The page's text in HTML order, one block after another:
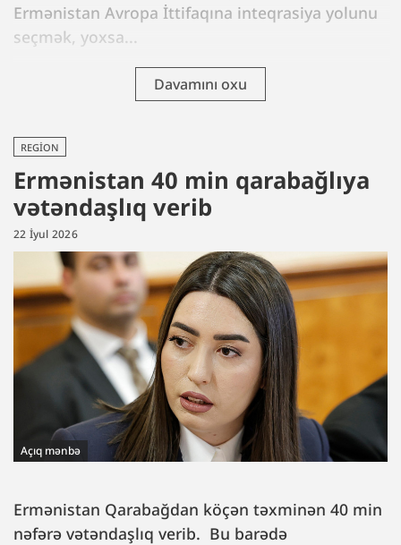
Ermənistan Avropa İttifaqına inteqrasiya yolunu
seçmək, yoxsa...
Davamını oxu
REGION
Ermənistan 40 min qarabağlıya
vətəndaşlıq verib
22 İyul 2026
Açıq mənbə
Ermənistan Qarabağdan köçən təxminən 40 min
nəfərə vətəndaşlıq verib. Bu barədə